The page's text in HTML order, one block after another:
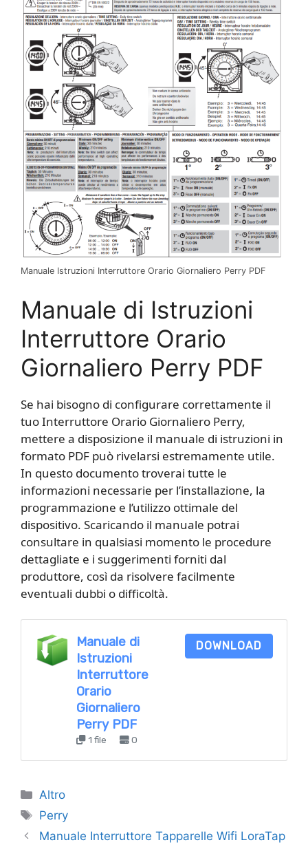
Manuale Istruzioni Interruttore Orario Giornaliero Perry​ PDF
Manuale di Istruzioni
Interruttore Orario
Giornaliero Perry​ PDF
Se hai bisogno di configurare correttamente il
tuo Interruttore Orario Giornaliero Perry,
mettere a disposizione il manuale di istruzioni in
formato PDF può rivelarsi estremamente utile.
In questo documento troverai tutte le
informazioni necessarie per l’installazione, la
programmazione e l’utilizzo ottimale del
dispositivo. Scaricando il manuale potrai
consultare in qualsiasi momento le procedure
dettagliate e i suggerimenti forniti dal
produttore, così da risolvere facilmente
eventuali dubbi o difficoltà.
Manuale di
Istruzioni
Interruttore
Orario
Giornaliero
Perry​ PDF
1 file 0
DOWNLOAD
Categorie
Altro
Tag
Perry
Manuale Interruttore Tapparelle Wifi LoraTap